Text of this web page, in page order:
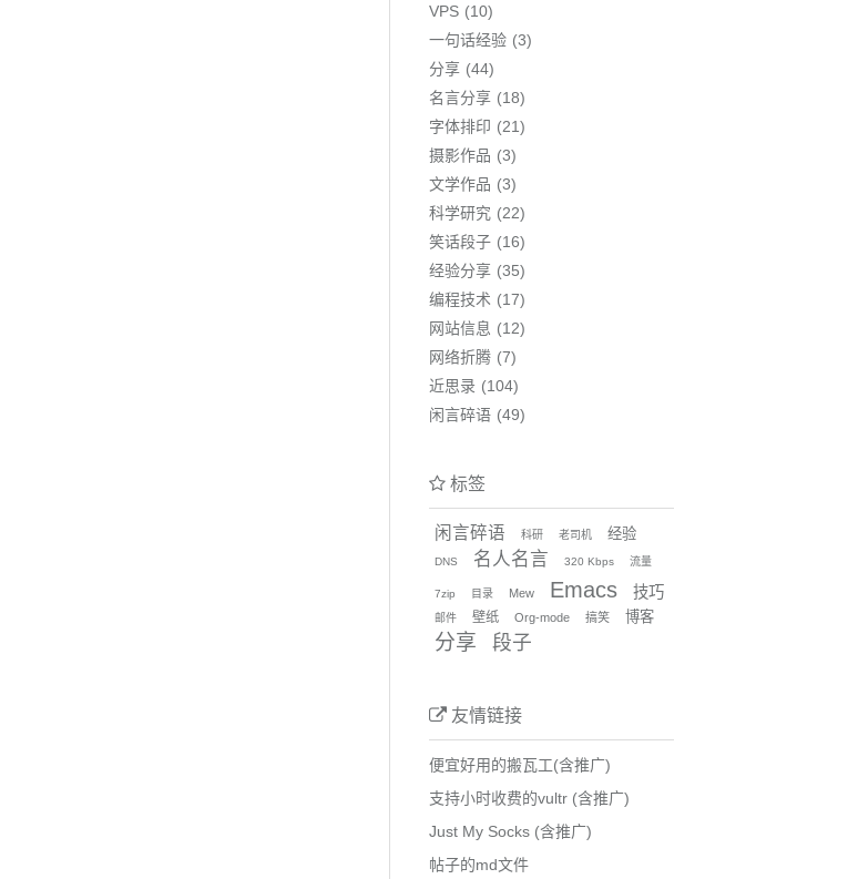
VPS
10
一句话经验
3
分享
44
名言分享
18
字体排印
21
摄影作品
3
文学作品
3
科学研究
22
笑话段子
16
经验分享
35
编程技术
17
网站信息
12
网络折腾
7
近思录
104
闲言碎语
49
标签
闲言碎语 科研 老司机 经验
DNS 名人名言 320 Kbps 流量
7zip 目录 Mew Emacs 技巧
邮件 壁纸 Org-mode 搞笑 博客
分享 段子
友情链接
便宜好用的搬瓦工(含推广)
支持小时收费的vultr (含推广)
Just My Socks (含推广)
帖子的md文件